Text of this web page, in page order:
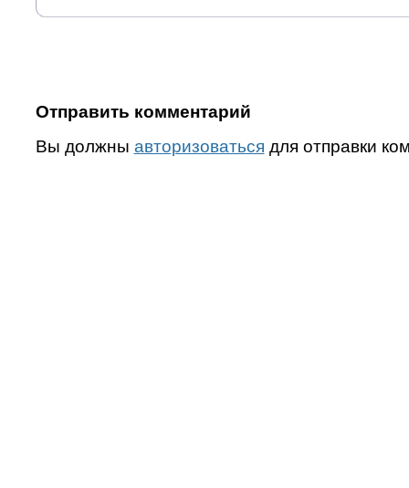
Отправить комментарий
Вы должны авторизоваться для отправки